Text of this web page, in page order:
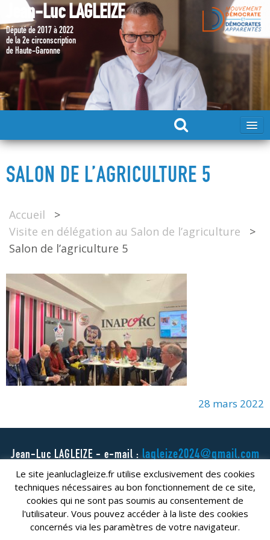
Jean-Luc LAGLEIZE
Député de 2017 à 2022
de la 2e circonscription
de Haute-Garonne
DÉPUTÉ 2017 – 2022
SALON DE L’AGRICULTURE 5
Accueil
>
Visite en délégation au Salon de l’agriculture
>
Salon de l’agriculture 5
28 mars 2022
Jean-Luc LAGLEIZE - e-mail :lagleize2024@gmail.com
Mentions Légales- Copyright © 2024. Tous droits réservés.
Le site jeanluclagleize.fr utilise exclusivement des cookies
techniques nécessaires au bon fonctionnement de ce site,
cookies qui ne sont pas soumis au consentement de
l'utilisateur. Vous pouvez accéder à la liste des cookies
concernés via les paramètres de votre navigateur.